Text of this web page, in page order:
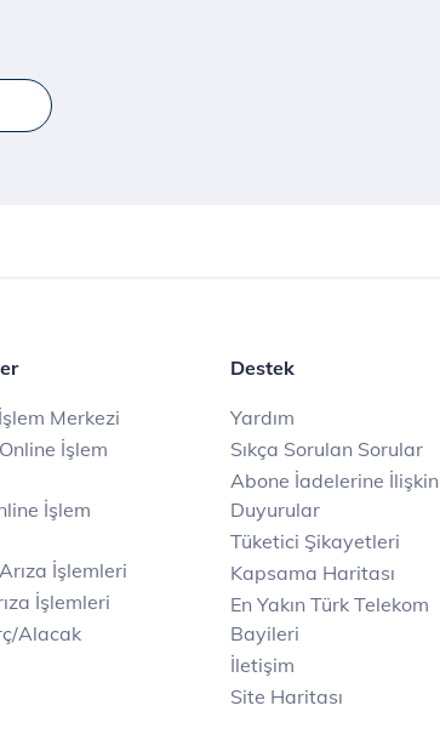
Merkezi
İşlem
İşlem
İşlemleri
İşlemleri
Alacak
Destek
Yardım
Sıkça Sorulan Sorular
Abone İadelerine İlişkin
Duyurular
Tüketici Şikayetleri
Kapsama Haritası
En Yakın Türk Telekom
Bayileri
İletişim
Site Haritası